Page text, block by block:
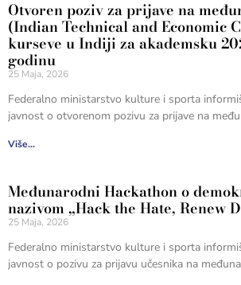
Otvoren poziv za prijave na
(Indian Technical and Economic
kurseve u Indiji za akademsku
godinu
25 Maja, 2026
Federalno ministarstvo kulture i sporta
javnost o otvorenom pozivu za prijave na
Više...
Međunarodni Hackathon o
nazivom „Hack the Hate, Renew
25 Maja, 2026
Federalno ministarstvo kulture i sporta
javnost o pozivu za prijavu učesnika na